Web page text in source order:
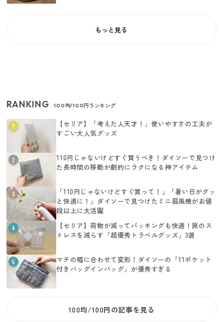
もっと見る
RANKING 100均/100円ランキング
1
【セリア】「考えた人天才！」使いやすさの工夫が
すごい大人気グッズ
2
110円じゃないけどすぐ買うべき！ダイソーで見つけ
た長時間の移動が劇的にラクになる神アイテム
3
「110円じゃないけどすぐ買って！」「暑い日がグッ
と快適に！」ダイソーで見つけたミニ扇風機がお値
段以上に大活躍
4
【セリア】荷物が減ってパッキングも快適！旅のス
トレスを減らす「超優秀トラベルグッズ」3選
5
マチの幅に合わせて変形！ダイソーの「11ポケット
付きバッグインバッグ」が優秀すぎる
100均/100円の記事を見る